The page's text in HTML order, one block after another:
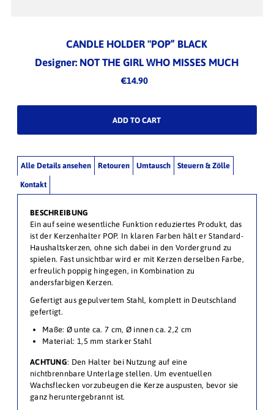
CANDLE HOLDER "POP” BLACK
Designer: NOT THE GIRL WHO MISSES MUCH
€14.90
Alle Details ansehen Retouren Umtausch Steuern & Zölle
Kontakt
BESCHREIBUNG
Ein auf seine wesentliche Funktion reduziertes Produkt, das
ist der Kerzenhalter POP. In klaren Farben hält er Standard-
Haushaltskerzen, ohne sich dabei in den Vordergrund zu
spielen. Fast unsichtbar wird er mit Kerzen derselben Farbe,
erfreulich poppig hingegen, in Kombination zu
andersfarbigen Kerzen.
Gefertigt aus gepulvertem Stahl, komplett in Deutschland
gefertigt.
Maße: Ø unte ca. 7 cm, Ø innen ca. 2,2 cm
Material: 1,5 mm starker Stahl
ACHTUNG: Den Halter bei Nutzung auf eine
nichtbrennbare Unterlage stellen. Um eventuellen
Wachsflecken vorzubeugen die Kerze auspusten, bevor sie
ganz heruntergebrannt ist.